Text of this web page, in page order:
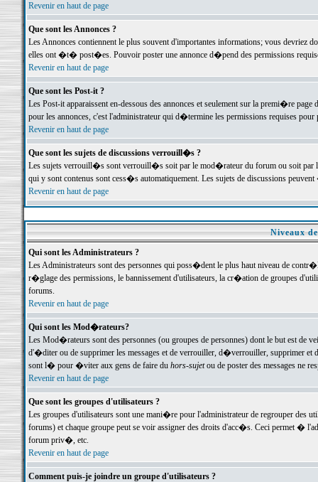
Revenir en haut de page
Que sont les Annonces ?
Les Annonces contiennent le plus souvent d'importantes informations; vous devriez
elles ont �t� post�es. Pouvoir poster une annonce d�pend des permissions
Revenir en haut de page
Que sont les Post-it ?
Les Post-it apparaissent en-dessous des annonces et seulement sur la premi�re
pour les annonces, c'est l'administrateur qui d�termine les permissions requises pour
Revenir en haut de page
Que sont les sujets de discussions verrouill�s ?
Les sujets verrouill�s sont verrouill�s soit par le mod�rateur du forum ou soit par
qui y sont contenus sont cess�s automatiquement. Les sujets de discussions
Revenir en haut de page
Niveaux
Qui sont les Administrateurs ?
Les Administrateurs sont des personnes qui poss�dent le plus haut niveau de
r�glage des permissions, le bannissement d'utilisateurs, la cr�ation de groupes
forums.
Revenir en haut de page
Qui sont les Mod�rateurs?
Les Mod�rateurs sont des personnes (ou groupes de personnes) dont le but est de
d'�diter ou de supprimer les messages et de verrouiller, d�verrouiller, supprimer
sont l� pour �viter aux gens de faire du hors-sujetou de poster des messages ne
Revenir en haut de page
Que sont les groupes d'utilisateurs ?
Les groupes d'utilisateurs sont une mani�re pour l'administrateur de regrouper des
forums) et chaque groupe peut se voir assigner des droits d'acc�s. Ceci permet
forum priv�, etc.
Revenir en haut de page
Comment puis-je joindre un groupe d'utilisateurs ?